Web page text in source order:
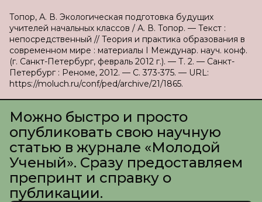
Топор, А. В. Экологическая подготовка будущих
учителей начальных классов / А. В. Топор. — Текст :
непосредственный // Теория и практика образования в
современном мире : материалы I Междунар. науч. конф.
(г. Санкт-Петербург, февраль 2012 г.). — Т. 2. — Санкт-
Петербург : Реноме, 2012. — С. 373-375. — URL:
https://moluch.ru/conf/ped/archive/21/1865.
Можно быстро и просто
опубликовать свою научную
статью в журнале «Молодой
Ученый». Сразу предоставляем
препринт и справку о
публикации.